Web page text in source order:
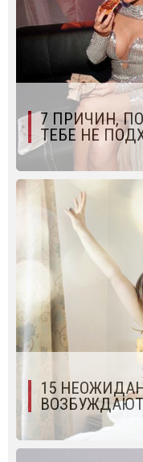
7 ПРИЧИН,
ТЕБЕ НЕ
15